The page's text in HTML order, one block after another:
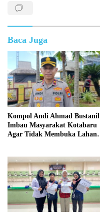
Baca Juga
Kompol Andi Ahmad Bustanil
Imbau Masyarakat Kotabaru
Agar Tidak Membuka Lahan